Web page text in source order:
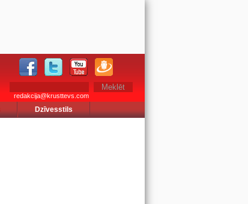
redakcija@krusttevs.com
Dzīvesstils